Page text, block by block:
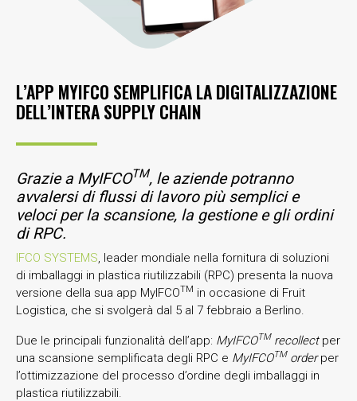
L’APP MYIFCO SEMPLIFICA LA DIGITALIZZAZIONE
DELL’INTERA SUPPLY CHAIN
Grazie a MyIFCOTM, le aziende potranno
avvalersi di flussi di lavoro più semplici e
veloci per la scansione, la gestione e gli ordini
di RPC.
IFCO SYSTEMS, leader mondiale nella fornitura di soluzioni
di imballaggi in plastica riutilizzabili (RPC) presenta la nuova
versione della sua app MyIFCOTM in occasione di Fruit
Logistica, che si svolgerà dal 5 al 7 febbraio a Berlino.
Due le principali funzionalità dell’app: MyIFCOTMrecollectper
una scansione semplificata degli RPC e MyIFCOTMorderper
l’ottimizzazione del processo d’ordine degli imballaggi in
plastica riutilizzabili.